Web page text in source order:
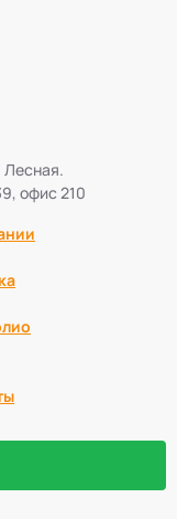
Лесная.
офис 210